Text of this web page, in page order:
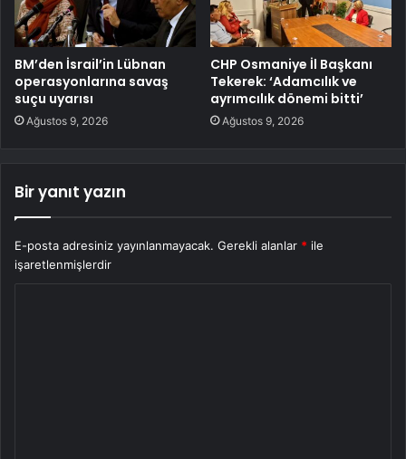
BM’den İsrail’in Lübnan
operasyonlarına savaş
suçu uyarısı
Ağustos 9, 2026
CHP Osmaniye İl Başkanı
Tekerek: ‘Adamcılık ve
ayrımcılık dönemi bitti’
Ağustos 9, 2026
Bir yanıt yazın
E-posta adresiniz yayınlanmayacak. Gerekli alanlar * ile
işaretlenmişlerdir